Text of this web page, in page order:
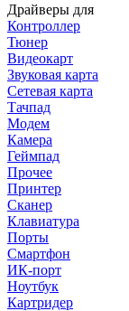
Драйверы для
Контроллер
Тюнер
Видеокарт
Звуковая карта
Сетевая карта
Тачпад
Модем
Камера
Геймпад
Прочее
Принтер
Сканер
Клавиатура
Порты
Смартфон
ИК-порт
Ноутбук
Картридер